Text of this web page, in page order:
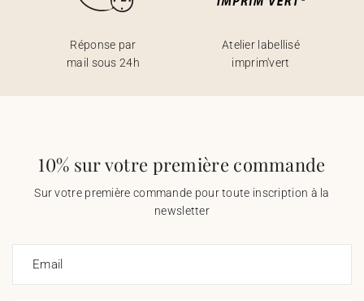
Réponse par
mail sous 24h
Atelier labellisé
imprim'vert
10% sur votre première commande
Sur votre première commande pour toute inscription à la
newsletter
Email